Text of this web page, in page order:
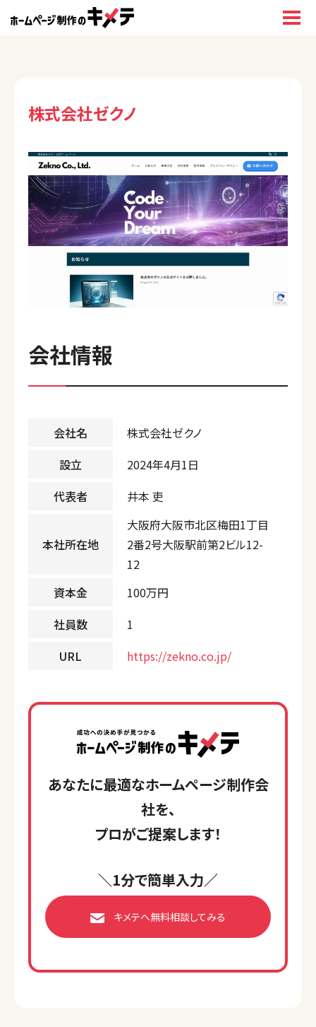
株式会社ゼクノ
会社情報
会社名
株式会社ゼクノ
設立
2024年4月1日
代表者
井本 吏
本社所在地
大阪府大阪市北区梅田1丁目
2番2号大阪駅前第2ビル12-
12
資本金
100万円
社員数
1
URL
https://zekno.co.jp/
あなたに最適なホームページ制作会
社を、
プロがご提案します！
＼1分で簡単入力／
キメテへ無料相談してみる